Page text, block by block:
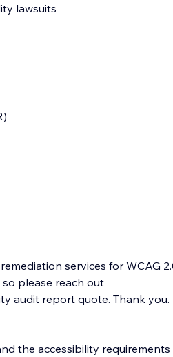
lawsuits
services for WCAG
please reach out
audit report quote. Thank you.
the accessibility requirements